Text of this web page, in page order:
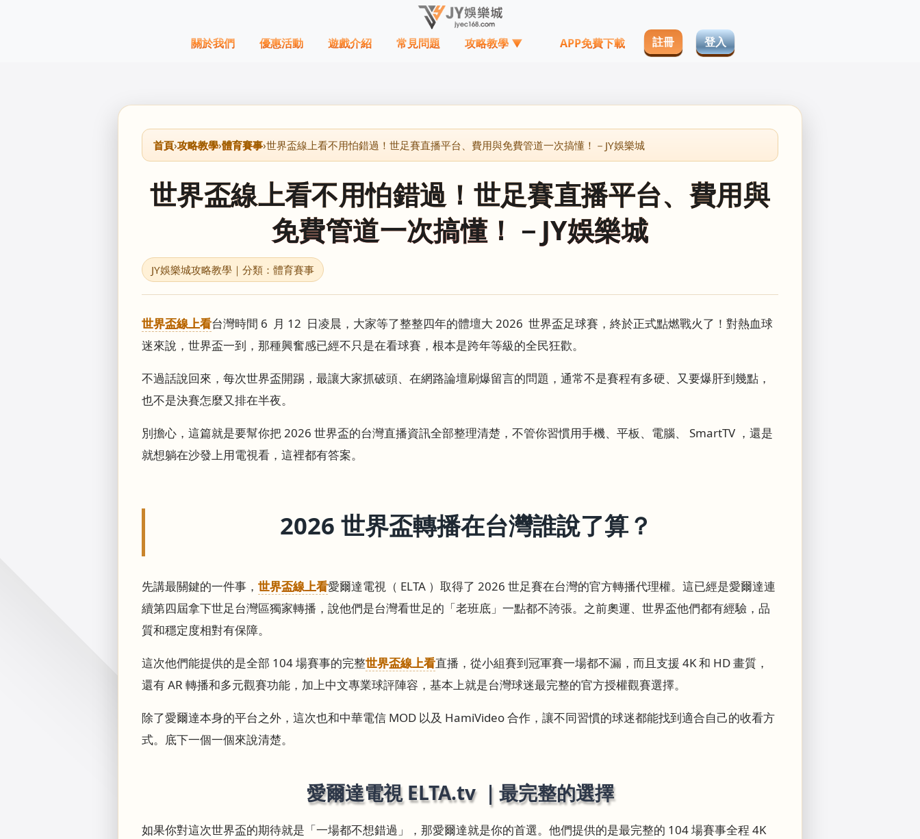
關於我們 優惠活動 遊戲介紹 常見問題 攻略教學 ▼ APP免費下載 註冊 登入
首頁›攻略教學›體育賽事›世界盃線上看不用怕錯過！世足賽直播平台、費用與免費管道一次搞懂！－JY娛樂城
世界盃線上看不用怕錯過！世足賽直播平台、費用與
免費管道一次搞懂！－JY娛樂城
JY娛樂城攻略教學｜分類：體育賽事
世界盃線上看台灣時間 6 月 12 日凌晨，大家等了整整四年的體壇大 2026 世界盃足球賽，終於正式點燃戰火了！對熱血球
迷來說，世界盃一到，那種興奮感已經不只是在看球賽，根本是跨年等級的全民狂歡。
不過話說回來，每次世界盃開踢，最讓大家抓破頭、在網路論壇刷爆留言的問題，通常不是賽程有多硬、又要爆肝到幾點，
也不是決賽怎麼又排在半夜。
別擔心，這篇就是要幫你把 2026 世界盃的台灣直播資訊全部整理清楚，不管你習慣用手機、平板、電腦、 SmartTV ，還是
就想躺在沙發上用電視看，這裡都有答案。
2026 世界盃轉播在台灣誰說了算？
先講最關鍵的一件事， 世界盃線上看愛爾達電視（ ELTA ）取得了 2026 世足賽在台灣的官方轉播代理權。這已經是愛爾達連
續第四屆拿下世足台灣區獨家轉播，說他們是台灣看世足的「老班底」一點都不誇張。之前奧運、世界盃他們都有經驗，品
質和穩定度相對有保障。
這次他們能提供的是全部 104 場賽事的完整世界盃線上看直播，從小組賽到冠軍賽一場都不漏，而且支援 4K 和 HD 畫質，
還有 AR 轉播和多元觀賽功能，加上中文專業球評陣容，基本上就是台灣球迷最完整的官方授權觀賽選擇。
除了愛爾達本身的平台之外，這次也和中華電信 MOD 以及 HamiVideo 合作，讓不同習慣的球迷都能找到適合自己的收看方
式。底下一個一個來說清楚。
愛爾達電視 ELTA.tv ｜最完整的選擇
如果你對這次世界盃的期待就是「一場都不想錯過」，那愛爾達就是你的首選。他們提供的是最完整的 104 場賽事全程 4K